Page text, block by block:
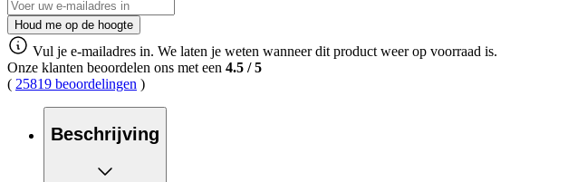
Houd me op de hoogte
Vul je e-mailadres in. We laten je weten wanneer dit product weer op voorraad is.
Onze klanten beoordelen ons met een 4.5 /5
( 25819 beoordelingen )
Beschrijving